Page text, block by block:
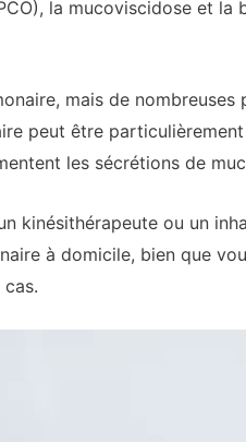
la mucoviscidose et la
mais de nombreuses
peut être
les sécrétions de
kinésithérapeute ou un
à domicile, bien que